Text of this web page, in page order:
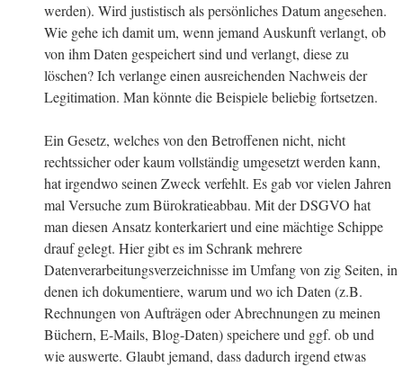
werden). Wird justistisch als persönliches Datum angesehen.
Wie gehe ich damit um, wenn jemand Auskunft verlangt, ob
von ihm Daten gespeichert sind und verlangt, diese zu
löschen? Ich verlange einen ausreichenden Nachweis der
Legitimation. Man könnte die Beispiele beliebig fortsetzen.
Ein Gesetz, welches von den Betroffenen nicht, nicht
rechtssicher oder kaum vollständig umgesetzt werden kann,
hat irgendwo seinen Zweck verfehlt. Es gab vor vielen Jahren
mal Versuche zum Bürokratieabbau. Mit der DSGVO hat
man diesen Ansatz konterkariert und eine mächtige Schippe
drauf gelegt. Hier gibt es im Schrank mehrere
Datenverarbeitungsverzeichnisse im Umfang von zig Seiten, in
denen ich dokumentiere, warum und wo ich Daten (z.B.
Rechnungen von Aufträgen oder Abrechnungen zu meinen
Büchern, E-Mails, Blog-Daten) speichere und ggf. ob und
wie auswerte. Glaubt jemand, dass dadurch irgend etwas